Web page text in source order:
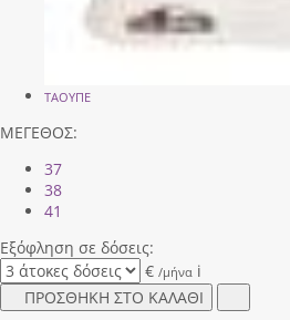
ΤΑΟΥΠΕ
ΜΕΓΕΘΟΣ:
37
38
41
Εξόφληση σε δόσεις:
€ /μήνα i
ΠΡΟΣΘΗΚΗ ΣΤΟ ΚΑΛΑΘΙ